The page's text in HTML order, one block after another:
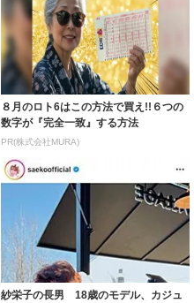
８月のロト6はこの方法で買え!!６つの
数字が『完全一致』する方法
PR(株式会社MURA)
紗栄子の長男 18歳のモデル、カジュ